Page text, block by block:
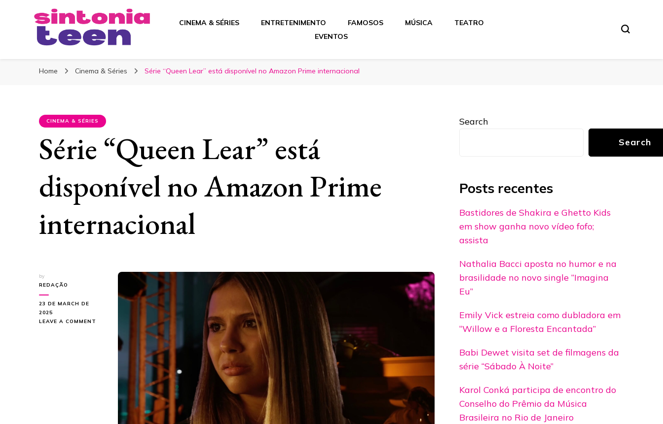
Sintonia Teen
CINEMA & SÉRIES ENTRETENIMENTO FAMOSOS MÚSICA
TEATRO
EVENTOS
Home Cinema & Séries Série “Queen Lear” está disponível no Amazon Prime internacional
CINEMA & SÉRIES
Série “Queen Lear” está
disponível no Amazon Prime
internacional
by
REDAÇÃO
23 DE MARCH DE
2025
LEAVE A COMMENT
“QUEEN
INTERNACIONAL
Search
Search
Posts recentes
Bastidores de Shakira e Ghetto Kids
em show ganha novo vídeo fofo;
assista
Nathalia Bacci aposta no humor e na
brasilidade no novo single “Imagina
Eu”
Emily Vick estreia como dubladora em
“Willow e a Floresta Encantada”
Babi Dewet visita set de filmagens da
série “Sábado À Noite”
Karol Conká participa de encontro do
Conselho do Prêmio da Música
Brasileira no Rio de Janeiro